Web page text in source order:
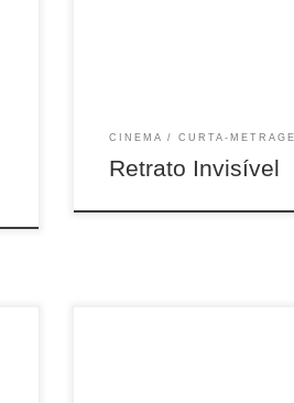
CINEMA CURTA-
Retrato Invisí­vel